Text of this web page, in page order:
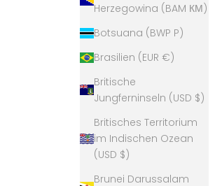
Herzegowina (BAM КМ)
Botsuana (BWP P)
Brasilien (EUR €)
Britische
Jungferninseln (USD $)
Britisches Territorium
im Indischen Ozean
(USD $)
Brunei Darussalam
Majas Coffee x Connis Kaffee Becher
mit Henkel marmoriert